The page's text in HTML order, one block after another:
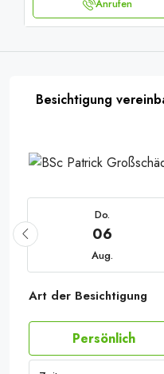
Anrufen
Besichtigung
Do.
06
Aug.
Art der Besichtigung
Persönlich